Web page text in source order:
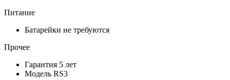
Питание
Батарейки не требуются
Прочее
Гарантия 5 лет
Модель RS3